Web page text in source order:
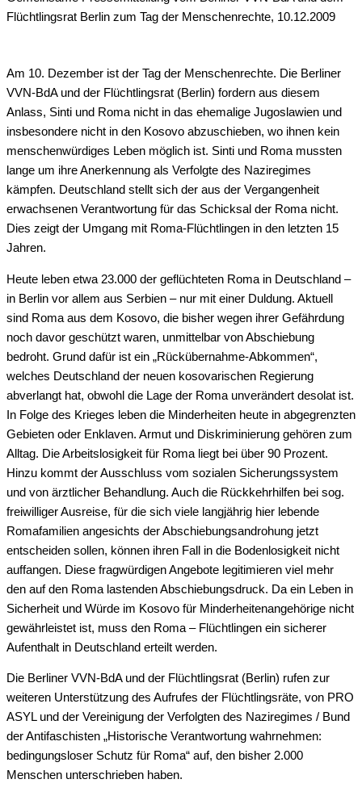
Flüchtlingsrat Berlin zum Tag der Menschenrechte, 10.12.2009
Am 10. Dezember ist der Tag der Menschenrechte. Die Berliner
VVN-BdA und der Flüchtlingsrat (Berlin) fordern aus diesem
Anlass, Sinti und Roma nicht in das ehemalige Jugoslawien und
insbesondere nicht in den Kosovo abzuschieben, wo ihnen kein
menschenwürdiges Leben möglich ist. Sinti und Roma mussten
lange um ihre Anerkennung als Verfolgte des Naziregimes
kämpfen. Deutschland stellt sich der aus der Vergangenheit
erwachsenen Verantwortung für das Schicksal der Roma nicht.
Dies zeigt der Umgang mit Roma-Flüchtlingen in den letzten 15
Jahren.
Heute leben etwa 23.000 der geflüchteten Roma in Deutschland –
in Berlin vor allem aus Serbien – nur mit einer Duldung. Aktuell
sind Roma aus dem Kosovo, die bisher wegen ihrer Gefährdung
noch davor geschützt waren, unmittelbar von Abschiebung
bedroht. Grund dafür ist ein „Rückübernahme-Abkommen“,
welches Deutschland der neuen kosovarischen Regierung
abverlangt hat, obwohl die Lage der Roma unverändert desolat ist.
In Folge des Krieges leben die Minderheiten heute in abgegrenzten
Gebieten oder Enklaven. Armut und Diskriminierung gehören zum
Alltag. Die Arbeitslosigkeit für Roma liegt bei über 90 Prozent.
Hinzu kommt der Ausschluss vom sozialen Sicherungssystem
und von ärztlicher Behandlung. Auch die Rückkehrhilfen bei sog.
freiwilliger Ausreise, für die sich viele langjährig hier lebende
Romafamilien angesichts der Abschiebungsandrohung jetzt
entscheiden sollen, können ihren Fall in die Bodenlosigkeit nicht
auffangen. Diese fragwürdigen Angebote legitimieren viel mehr
den auf den Roma lastenden Abschiebungsdruck. Da ein Leben in
Sicherheit und Würde im Kosovo für Minderheitenangehörige nicht
gewährleistet ist, muss den Roma – Flüchtlingen ein sicherer
Aufenthalt in Deutschland erteilt werden.
Die Berliner VVN-BdA und der Flüchtlingsrat (Berlin) rufen zur
weiteren Unterstützung des Aufrufes der Flüchtlingsräte, von PRO
ASYL und der Vereinigung der Verfolgten des Naziregimes / Bund
der Antifaschisten „Historische Verantwortung wahrnehmen:
bedingungsloser Schutz für Roma“ auf, den bisher 2.000
Menschen unterschrieben haben.